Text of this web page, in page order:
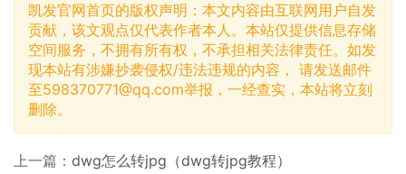
凯发官网首页的版权声明：本文内容由互联网用户自发
贡献，该文观点仅代表作者本人。本站仅提供信息存储
空间服务，不拥有所有权，不承担相关法律责任。如发
现本站有涉嫌抄袭侵权/违法违规的内容， 请发送邮件
至598370771@qq.com举报，一经查实，本站将立刻
删除。
上一篇： dwg怎么转jpg（dwg转jpg教程）